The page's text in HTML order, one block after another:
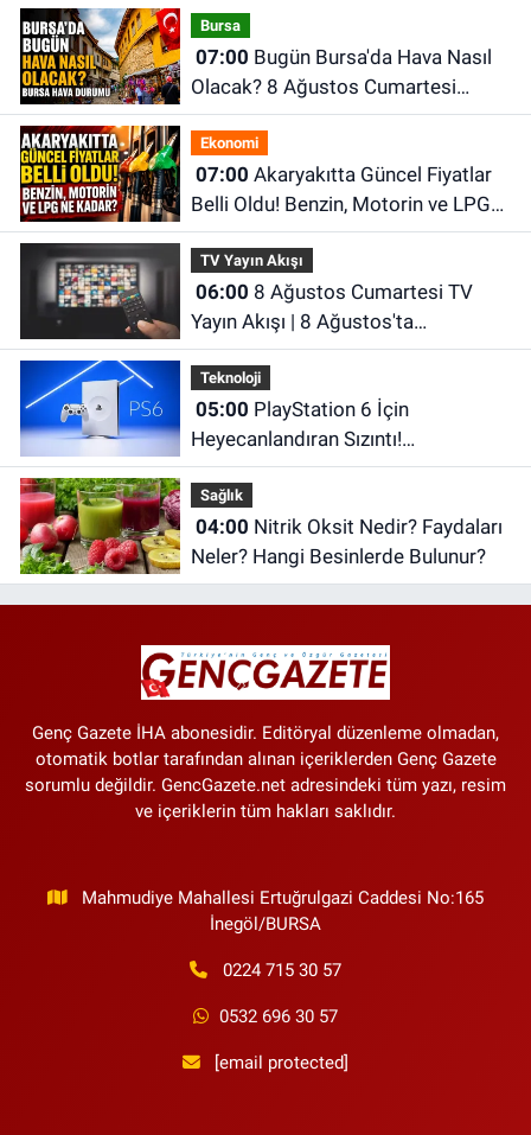
Bursa
07:00
Olacak? 8 Ağustos Cumartesi
İnegöl Hava Durumu
Ekonomi
07:00
Belli Oldu! Benzin, Motorin ve LPG
Ne Kadar?
TV Yayın Akışı
06:00
Yayın Akışı | 8 Ağustos'ta
Televizyonda Neler Var? TRT 1, TV8,
NOW TV, Show TV, ATV, Star TV...
Teknoloji
05:00
Heyecanlandıran Sızıntı!
Performansı PS5'i Geride Bırakabilir
Sağlık
04:00
Neler? Hangi Besinlerde Bulunur?
Genç Gazete İHA abonesidir. Editöryal düzenleme olmadan,
otomatik botlar tarafından alınan içeriklerden Genç Gazete
sorumlu değildir. GencGazete.net adresindeki tüm yazı, resim
ve içeriklerin tüm hakları saklıdır.
Mahmudiye Mahallesi Ertuğrulgazi Caddesi No:165
İnegöl/BURSA
0224 715 30 57
0532 696 30 57
[email protected]